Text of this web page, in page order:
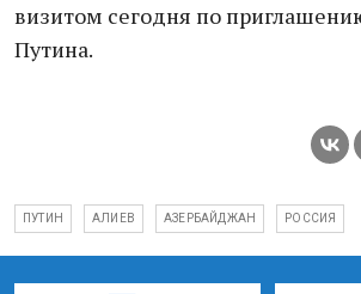
визитом сегодня по
Путина.
ПУТИН АЛИЕВ АЗЕРБАЙДЖАН РОССИЯ